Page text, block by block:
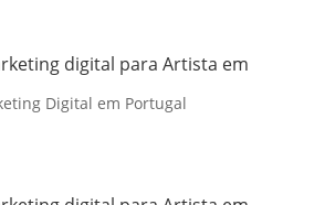
digital para Artista em
Digital em Portugal